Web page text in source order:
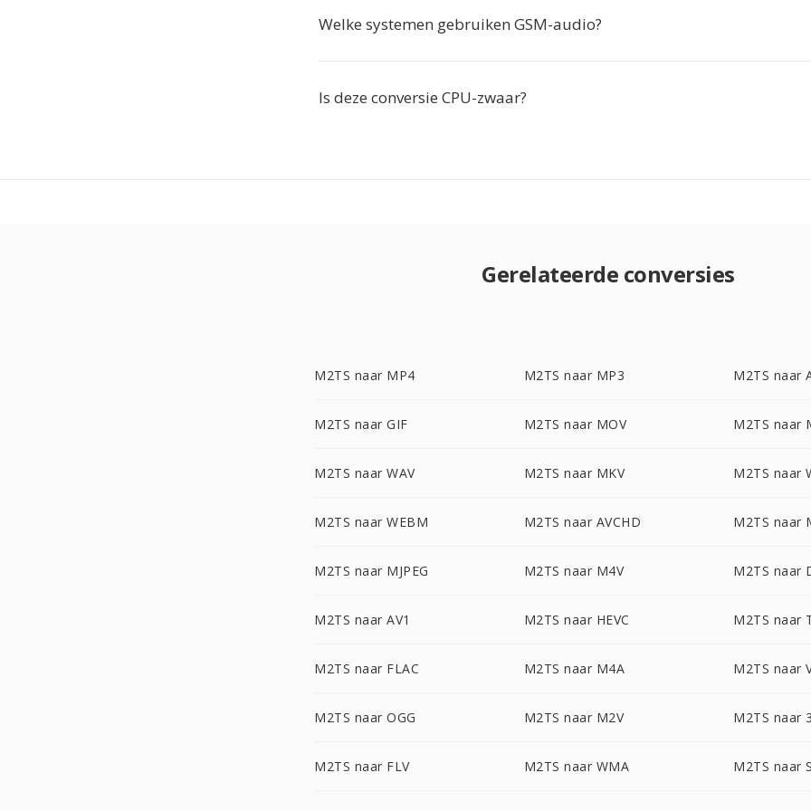
Welke systemen gebruiken GSM-audio?
Is deze conversie CPU-zwaar?
Gerelateerde conversies
M2TS naar MP4 M2TS naar MP3 M2TS naar
M2TS naar GIF M2TS naar MOV M2TS naar
M2TS naar WAV M2TS naar MKV M2TS naar
M2TS naar WEBM M2TS naar AVCHD M2TS naar
M2TS naar MJPEG M2TS naar M4V M2TS naar
M2TS naar AV1 M2TS naar HEVC M2TS naar
M2TS naar FLAC M2TS naar M4A M2TS naar
M2TS naar OGG M2TS naar M2V M2TS naar
M2TS naar FLV M2TS naar WMA M2TS naar